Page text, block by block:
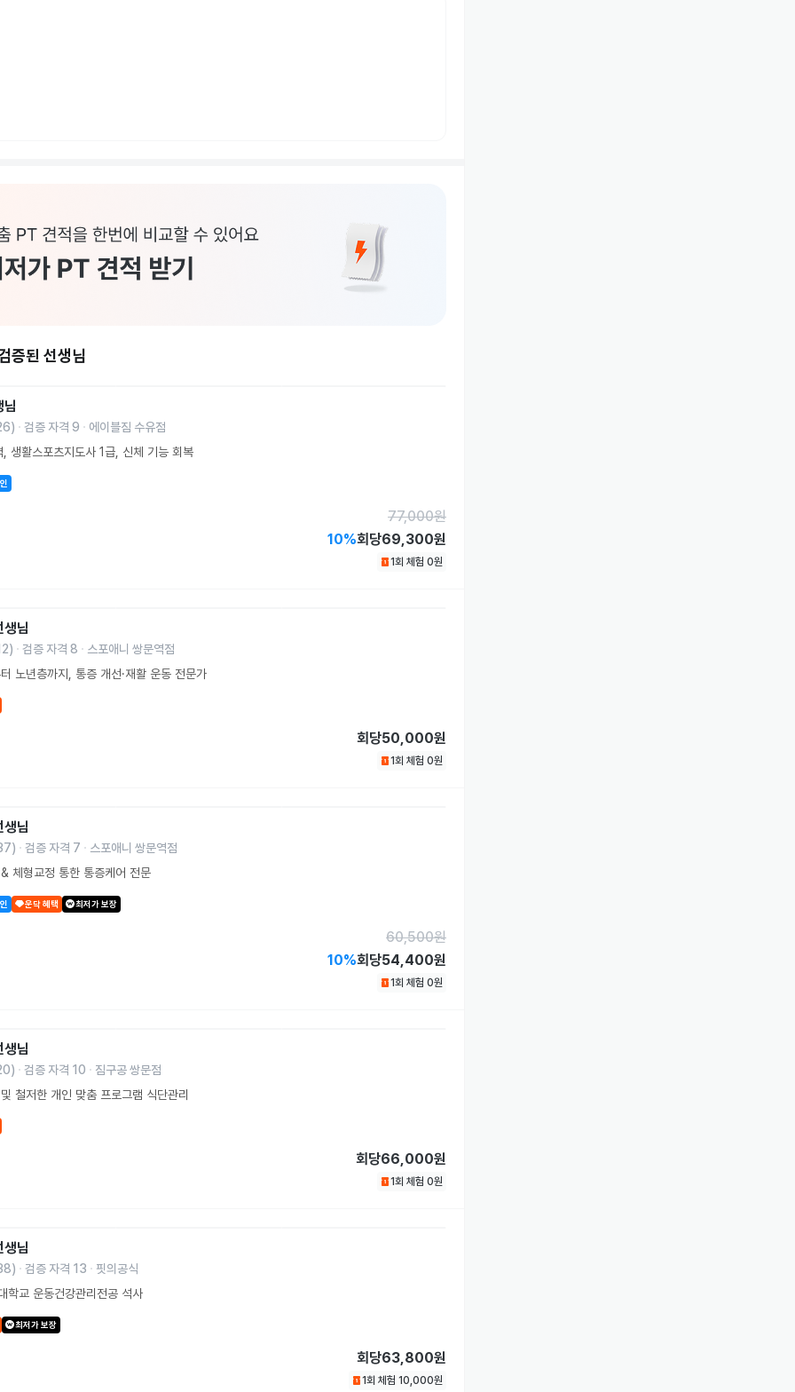
증된 선생님
) 검증 자격 9
에이블짐 수유점
생활스포츠지도사 1급, 신체 기능 회복
77,000원
10%회당69,300원
1회 체험 0원
님
) 검증 자격 8
스포애니 쌍문역점
노년층까지, 통증 개선·재활 운동 전문가
회당50,000원
1회 체험 0원
님
) 검증 자격 7
스포애니 쌍문역점
체형교정 통한 통증케어 전문
운닥 혜택 최저가 보장
60,500원
10%회당54,400원
1회 체험 0원
님
) 검증 자격 10
짐구공 쌍문점
철저한 개인 맞춤 프로그램 식단관리
회당66,000원
1회 체험 0원
님
) 검증 자격 13
핏의공식
학교 운동건강관리전공 석사
최저가 보장
회당63,800원
1회 체험 10,000원